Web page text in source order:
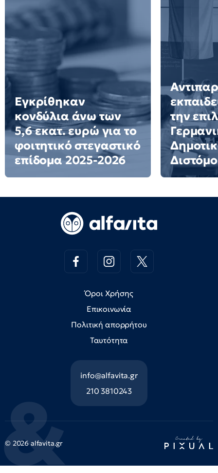
Εγκρίθηκαν
κονδύλια άνω των
5,6 εκατ. ευρώ για το
φοιτητικό στεγαστικό
επίδομα 2025-2026
την
Όροι Χρήσης
Επικοινωνία
Πολιτική απορρήτου
Ταυτότητα
info@alfavita.gr
210 3810243
© 2026 alfavita.gr